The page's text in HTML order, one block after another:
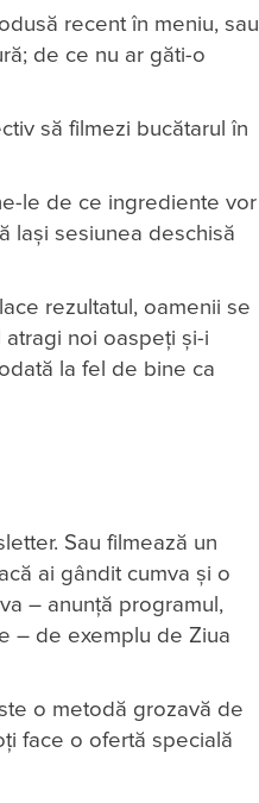
recent în meniu, sau
de ce nu ar găti-o
să filmezi bucătarul în
le de ce ingrediente vor
lași sesiunea deschisă
rezultatul, oamenii se
noi oaspeți și-i
la fel de bine ca
Sau filmează un
ai gândit cumva și o
– anunță programul,
– de exemplu de Ziua
o metodă grozavă de
face o ofertă specială